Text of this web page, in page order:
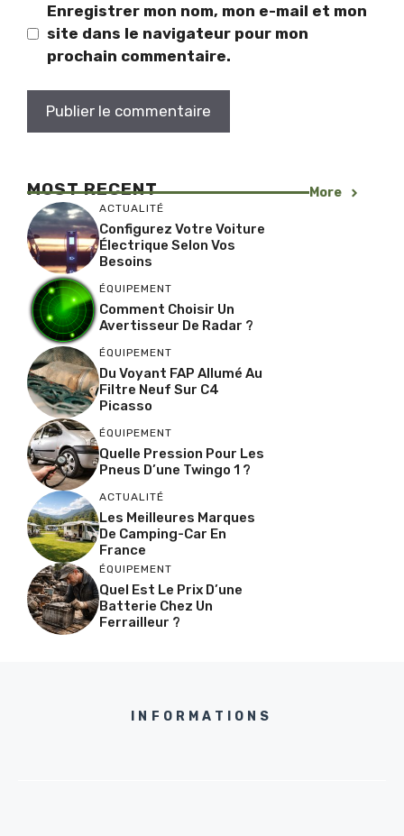
Enregistrer mon nom, mon e-mail et mon
site dans le navigateur pour mon
prochain commentaire.
MOST RECENT More
ACTUALITÉ
Configurez Votre Voiture
Électrique Selon Vos
Besoins
ÉQUIPEMENT
Comment Choisir Un
Avertisseur De Radar ?
ÉQUIPEMENT
Du Voyant FAP Allumé Au
Filtre Neuf Sur C4
Picasso
ÉQUIPEMENT
Quelle Pression Pour Les
Pneus D’une Twingo 1 ?
ACTUALITÉ
Les Meilleures Marques
De Camping-Car En
France
ÉQUIPEMENT
Quel Est Le Prix D’une
Batterie Chez Un
Ferrailleur ?
INFORMATIONS